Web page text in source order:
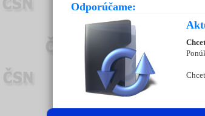
Odporúčame: